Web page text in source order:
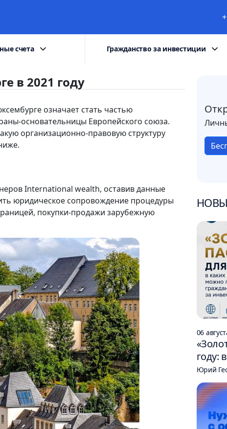
счета Гражданство за инвестиции
в 2021 году
означает стать частью
основательницы Европейского союза.
организационно-правовую структуру
International wealth, оставив данные
юридическое сопровождение процедуры
покупки-продажи зарубежную
06
году:
Юрий